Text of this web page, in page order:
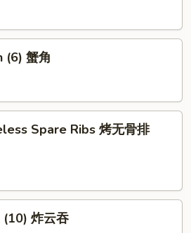
(6) 蟹角
Spare Ribs 烤无骨排
炸云吞